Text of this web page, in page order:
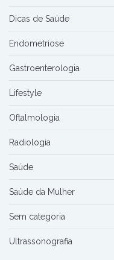
Dicas de Saúde
Endometriose
Gastroenterologia
Lifestyle
Oftalmologia
Radiologia
Saúde
Saúde da Mulher
Sem categoria
Ultrassonografia